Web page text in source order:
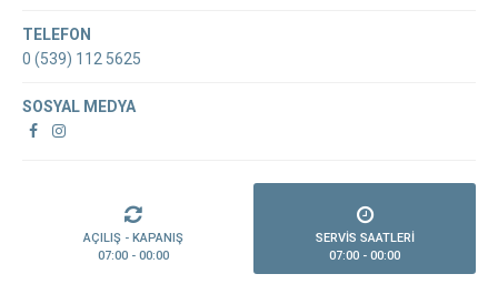
TELEFON
0 (539) 112 5625
SOSYAL MEDYA
AÇILIŞ - KAPANIŞ
07:00 - 00:00
SERVİS SAATLERİ
07:00 - 00:00